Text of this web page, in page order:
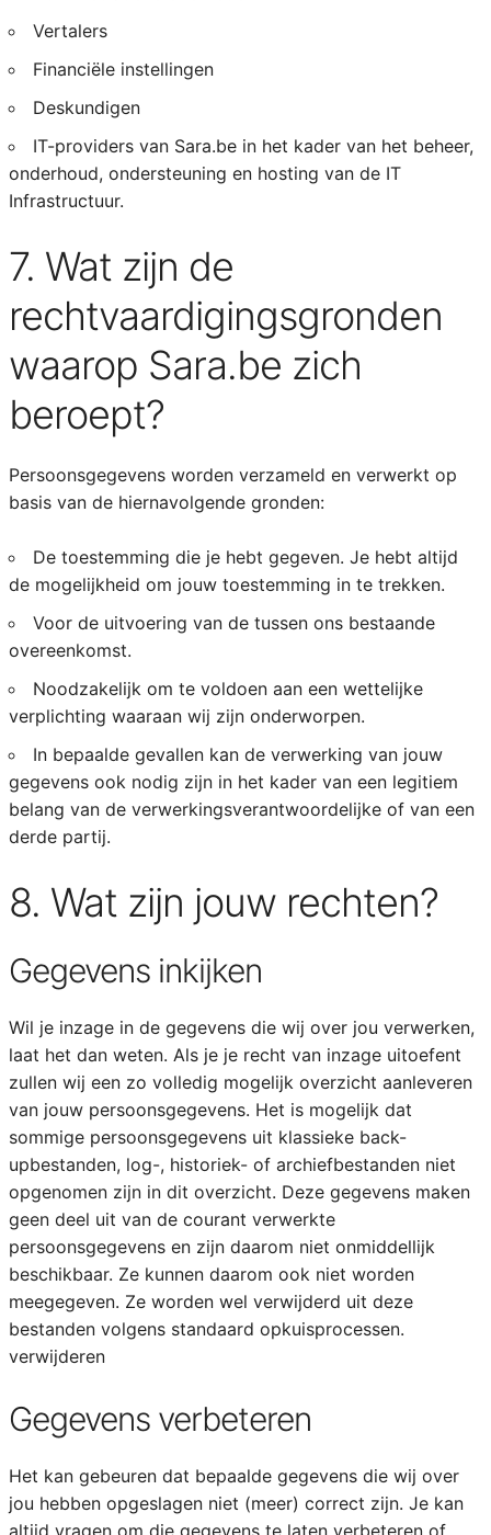
Vertalers
Financiële instellingen
Deskundigen
IT-providers van Sara.be in het kader van het beheer,
onderhoud, ondersteuning en hosting van de IT
Infrastructuur.
7. Wat zijn de
rechtvaardigingsgronden
waarop Sara.be zich
beroept?
Persoonsgegevens worden verzameld en verwerkt op
basis van de hiernavolgende gronden:
De toestemming die je hebt gegeven. Je hebt altijd
de mogelijkheid om jouw toestemming in te trekken.
Voor de uitvoering van de tussen ons bestaande
overeenkomst.
Noodzakelijk om te voldoen aan een wettelijke
verplichting waaraan wij zijn onderworpen.
In bepaalde gevallen kan de verwerking van jouw
gegevens ook nodig zijn in het kader van een legitiem
belang van de verwerkingsverantwoordelijke of van een
derde partij.
8. Wat zijn jouw rechten?
Gegevens inkijken
Wil je inzage in de gegevens die wij over jou verwerken,
laat het dan weten. Als je je recht van inzage uitoefent
zullen wij een zo volledig mogelijk overzicht aanleveren
van jouw persoonsgegevens. Het is mogelijk dat
sommige persoonsgegevens uit klassieke back-
upbestanden, log-, historiek- of archiefbestanden niet
opgenomen zijn in dit overzicht. Deze gegevens maken
geen deel uit van de courant verwerkte
persoonsgegevens en zijn daarom niet onmiddellijk
beschikbaar. Ze kunnen daarom ook niet worden
meegegeven. Ze worden wel verwijderd uit deze
bestanden volgens standaard opkuisprocessen.
verwijderen
Gegevens verbeteren
Het kan gebeuren dat bepaalde gegevens die wij over
jou hebben opgeslagen niet (meer) correct zijn. Je kan
altijd vragen om die gegevens te laten verbeteren of